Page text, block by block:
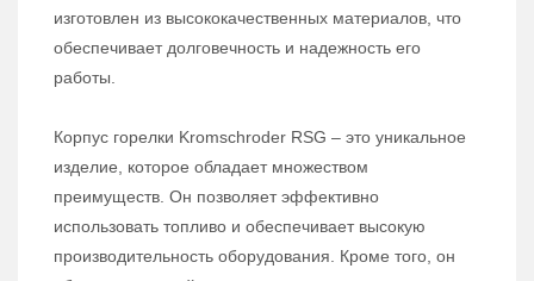
изготовлен из высококачественных материалов, что
обеспечивает долговечность и надежность его
работы.
Корпус горелки Kromschroder RSG – это уникальное
изделие, которое обладает множеством
преимуществ. Он позволяет эффективно
использовать топливо и обеспечивает высокую
производительность оборудования. Кроме того, он